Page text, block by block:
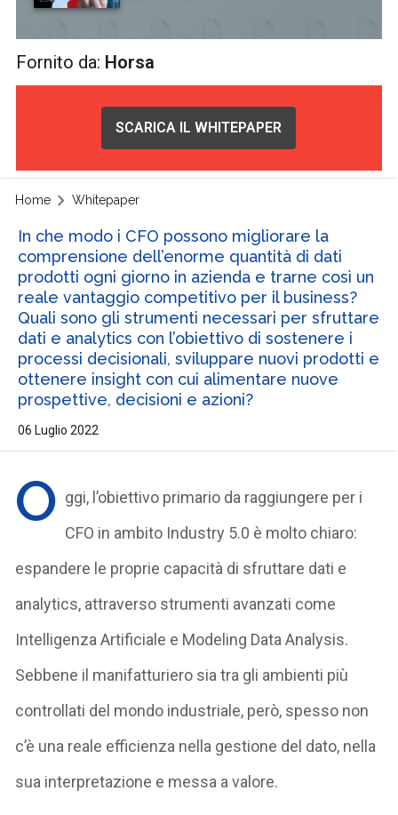
Fornito da: Horsa
SCARICA IL WHITEPAPER
Home Whitepaper
In che modo i CFO possono migliorare la
comprensione dell’enorme quantità di dati
prodotti ogni giorno in azienda e trarne così un
reale vantaggio competitivo per il business?
Quali sono gli strumenti necessari per sfruttare
dati e analytics con l’obiettivo di sostenere i
processi decisionali, sviluppare nuovi prodotti e
ottenere insight con cui alimentare nuove
prospettive, decisioni e azioni?
06 Luglio 2022
O ggi, l’obiettivo primario da raggiungere per i
CFO in ambito Industry 5.0 è molto chiaro:
espandere le proprie capacità di sfruttare dati e
analytics, attraverso strumenti avanzati come
Intelligenza Artificiale e Modeling Data Analysis.
Sebbene il manifatturiero sia tra gli ambienti più
controllati del mondo industriale, però, spesso non
c’è una reale efficienza nella gestione del dato, nella
sua interpretazione e messa a valore.